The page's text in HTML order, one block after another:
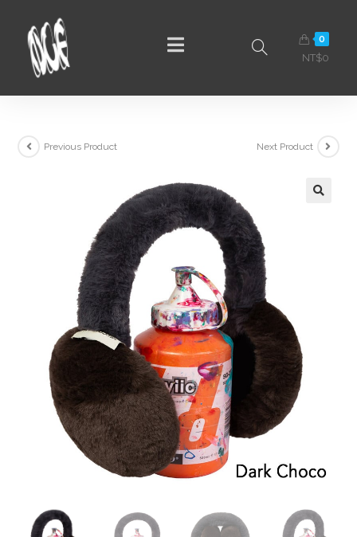
0
NT$0
Previous Product Next Product